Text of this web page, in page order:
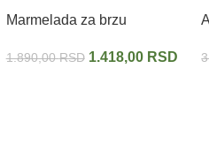
Marmelada za brzu
arganovim uljem SPF 0
1.890,00RSD 1.418,00 RSD